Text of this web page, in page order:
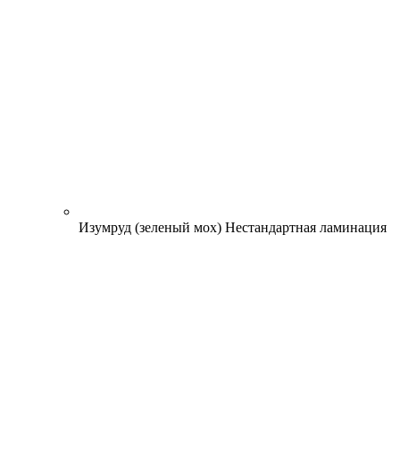
Изумруд (зеленый мох) Нестандартная ламинация